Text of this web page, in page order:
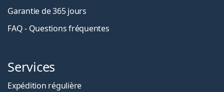
Garantie de 365 jours
FAQ - Questions fréquentes
Services
Expédition régulière